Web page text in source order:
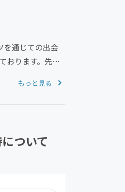
を通じての出会
おります。先日
もっと見る
ついて